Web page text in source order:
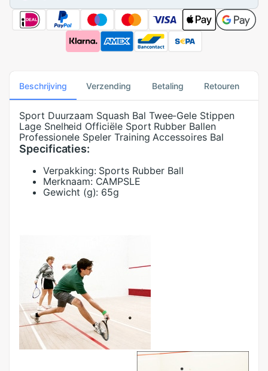
Beschrijving Verzending Betaling Retouren
Sport Duurzaam Squash Bal Twee-Gele Stippen
Lage Snelheid Officiële Sport Rubber Ballen
Professionele Speler Training Accessoires Bal
Specificaties:
Verpakking: Sports Rubber Ball
Merknaam: CAMPSLE
Gewicht (g): 65g